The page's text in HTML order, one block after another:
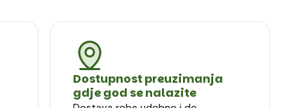
Dostupnost preuzimanja
gdje god se nalazite